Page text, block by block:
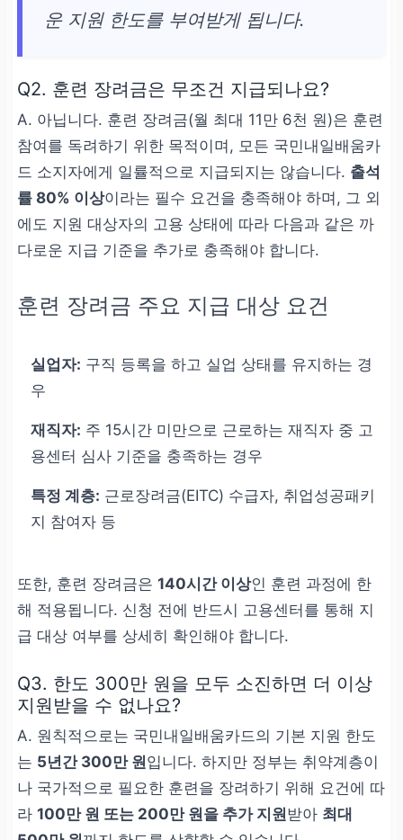
운 지원 한도를 부여받게 됩니다.
Q2. 훈련 장려금은 무조건 지급되나요?
A. 아닙니다. 훈련 장려금(월 최대 11만 6천 원)은 훈련
참여를 독려하기 위한 목적이며, 모든 국민내일배움카
드 소지자에게 일률적으로 지급되지는 않습니다. 출석
률 80% 이상이라는 필수 요건을 충족해야 하며, 그 외
에도 지원 대상자의 고용 상태에 따라 다음과 같은 까
다로운 지급 기준을 추가로 충족해야 합니다.
훈련 장려금 주요 지급 대상 요건
실업자: 구직 등록을 하고 실업 상태를 유지하는 경
우
재직자: 주 15시간 미만으로 근로하는 재직자 중 고
용센터 심사 기준을 충족하는 경우
특정 계층: 근로장려금(EITC) 수급자, 취업성공패키
지 참여자 등
또한, 훈련 장려금은 140시간 이상인 훈련 과정에 한
해 적용됩니다. 신청 전에 반드시 고용센터를 통해 지
급 대상 여부를 상세히 확인해야 합니다.
Q3. 한도 300만 원을 모두 소진하면 더 이상
지원받을 수 없나요?
A. 원칙적으로는 국민내일배움카드의 기본 지원 한도
는 5년간 300만 원입니다. 하지만 정부는 취약계층이
나 국가적으로 필요한 훈련을 장려하기 위해 요건에 따
라 100만 원 또는 200만 원을 추가 지원받아 최대